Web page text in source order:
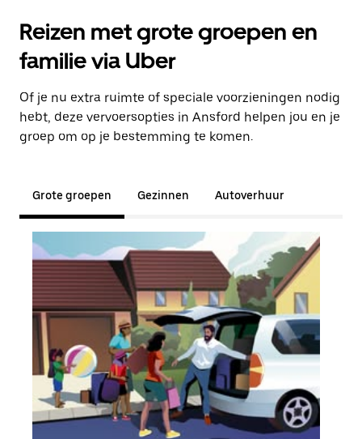
Reizen met grote groepen en
familie via Uber
Of je nu extra ruimte of speciale voorzieningen nodig
hebt, deze vervoersopties in Ansford helpen jou en je
groep om op je bestemming te komen.
Grote groepen Gezinnen Autoverhuur